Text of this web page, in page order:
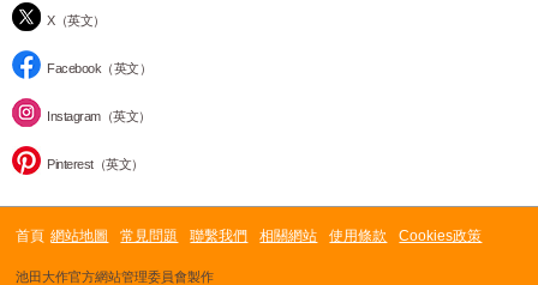
X（英文）
Facebook（英文）
Instagram（英文）
Pinterest（英文）
首頁 網站地圖 常見問題 聯繫我們 相關網站 使用條款 Cookies政策
池田大作官方網站管理委員會製作